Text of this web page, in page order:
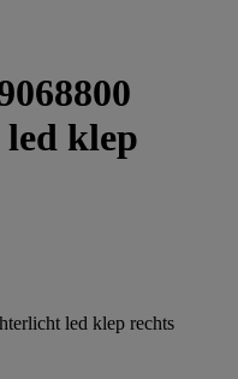
klep
led klep rechts